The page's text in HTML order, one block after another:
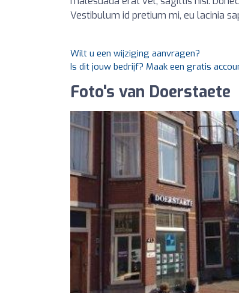
Vestibulum id pretium mi, eu lacinia
Wilt u een wijziging aanvragen?
Is dit jouw bedrijf? Maak een gratis
Foto's van Doerstaete